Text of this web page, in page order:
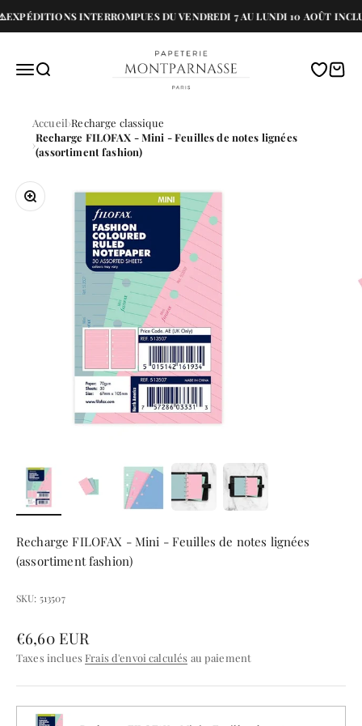
Passer au contenuINTERROMPUES DU VENDREDI 7 AU LUNDI 10 AOÛT
MenuRecherche
Papeterie Montparnasse
Accueil Recharge classique
Recharge FILOFAX - Mini - Feuilles de notes lignées
(assortiment fashion)
Zoomer sur l'image
Recharge FILOFAX - Mini - Feuilles de notes lignées
(assortiment fashion)
SKU: 513507
Prix de vente
€6,60 EUR
Taxes inclues Frais d'envoi calculés au paiement